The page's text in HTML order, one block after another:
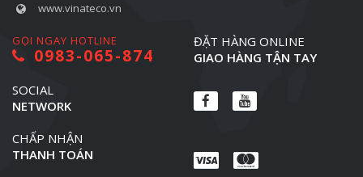
www.vinateco.vn
GỌI NGAY HOTLINE
0983-065-874
ĐẶT HÀNG ONLINE
GIAO HÀNG TẬN TAY
SOCIAL
NETWORK
CHẤP NHẬN
THANH TOÁN